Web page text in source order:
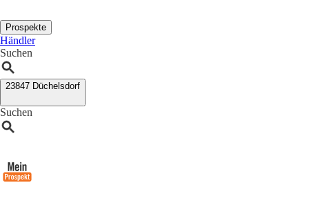
Prospekte
Händler
Suchen
23847 Düchelsdorf
Suchen